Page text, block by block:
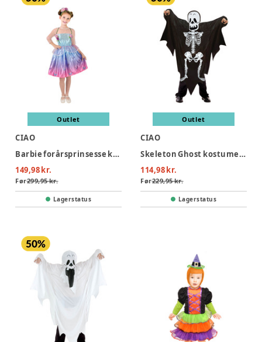
Outlet
CIAO
Barbie forårsprinsesse kostume - MULTI
149,98 kr.
Før299,95 kr.
Lagerstatus
Outlet
CIAO
Skeleton Ghost kostume - SORT
114,98 kr.
Før229,95 kr.
Lagerstatus